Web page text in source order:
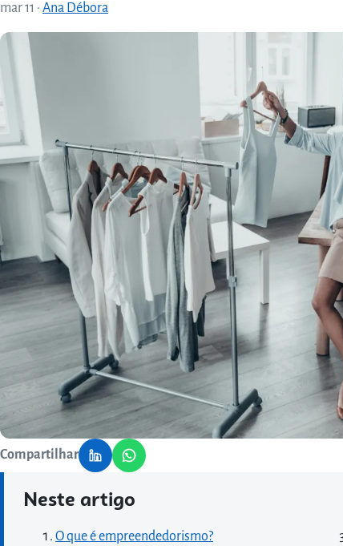
mar 11 · Ana Débora
Compartilhar
Neste artigo
O que é empreendedorismo?